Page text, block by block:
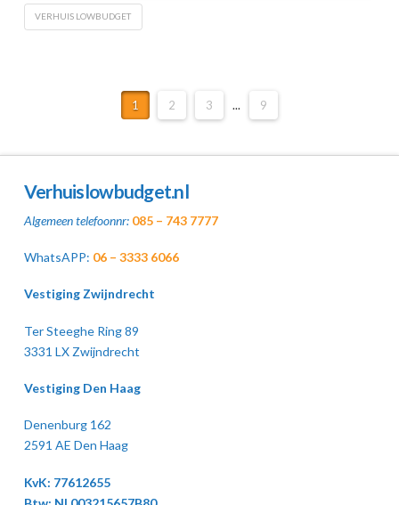
VERHUIS LOWBUDGET
1 2 3 ... 9
Verhuislowbudget.nl
Algemeen telefoonnr: 085 – 743 7777
WhatsAPP: 06 – 3333 6066
Vestiging Zwijndrecht
Ter Steeghe Ring 89
3331 LX Zwijndrecht
Vestiging Den Haag
Denenburg 162
2591 AE Den Haag
KvK: 77612655